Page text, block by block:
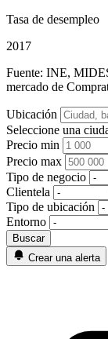
Tasa de desempleo
2017
Fuente: INE,
mercado de
Ubicación
Seleccione una
Precio min
Precio max
Tipo de negocio
Clientela
Tipo de ubicación
Entorno
Crear una alerta